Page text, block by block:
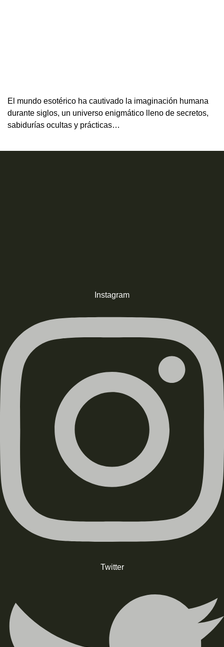
El mundo esotérico ha cautivado la imaginación humana
durante siglos, un universo enigmático lleno de secretos,
sabidurías ocultas y prácticas…
Instagram
Twitter